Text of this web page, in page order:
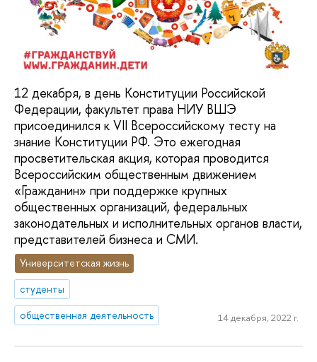
12 декабря, в день Конституции Российской
Федерации, факультет права НИУ ВШЭ
присоединился к VII Всероссийскому тесту на
знание Конституции РФ. Это ежегодная
просветительская акция, которая проводится
Всероссийским общественным движением
«Гражданин» при поддержке крупных
общественных организаций, федеральных
законодательных и исполнительных органов власти,
представителей бизнеса и СМИ.
Университетская жизнь
студенты
общественная деятельность
14 декабря, 2022 г.